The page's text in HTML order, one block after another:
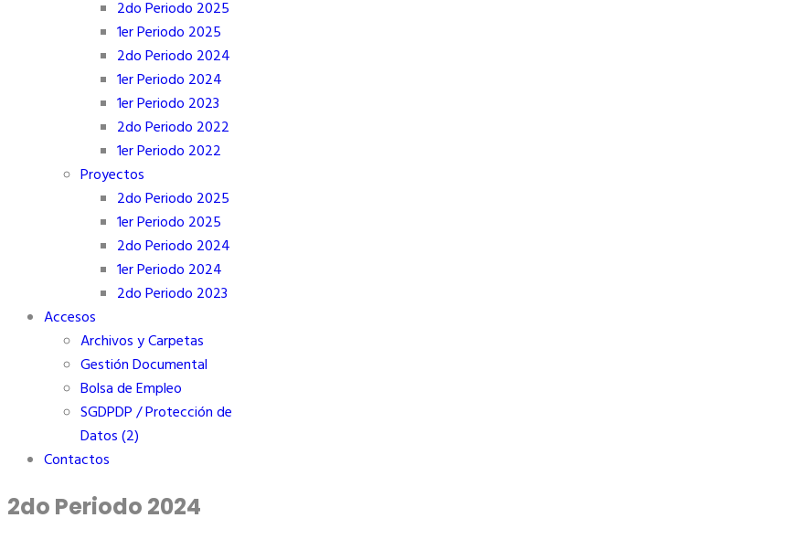
2do Periodo 2025
1er Periodo 2025
2do Periodo 2024
1er Periodo 2024
1er Periodo 2023
2do Periodo 2022
1er Periodo 2022
Proyectos
2do Periodo 2025
1er Periodo 2025
2do Periodo 2024
1er Periodo 2024
2do Periodo 2023
Accesos
Archivos y Carpetas
Gestión Documental
Bolsa de Empleo
SGDPDP / Protección de
Datos (2)
Contactos
2do Periodo 2024